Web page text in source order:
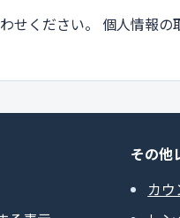
せください。 個人情報の
その他
カ